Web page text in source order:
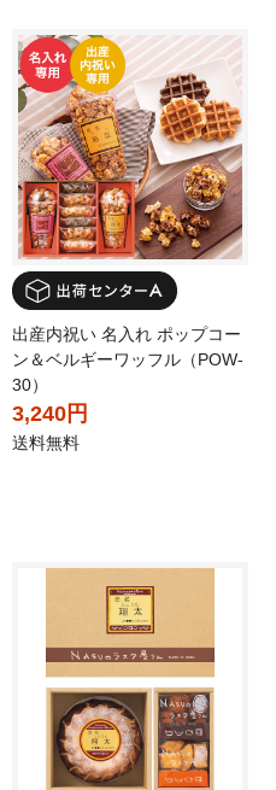
出産内祝い 名入れ ポップコー
ン＆ベルギーワッフル（POW-
30）
3,240円
送料無料